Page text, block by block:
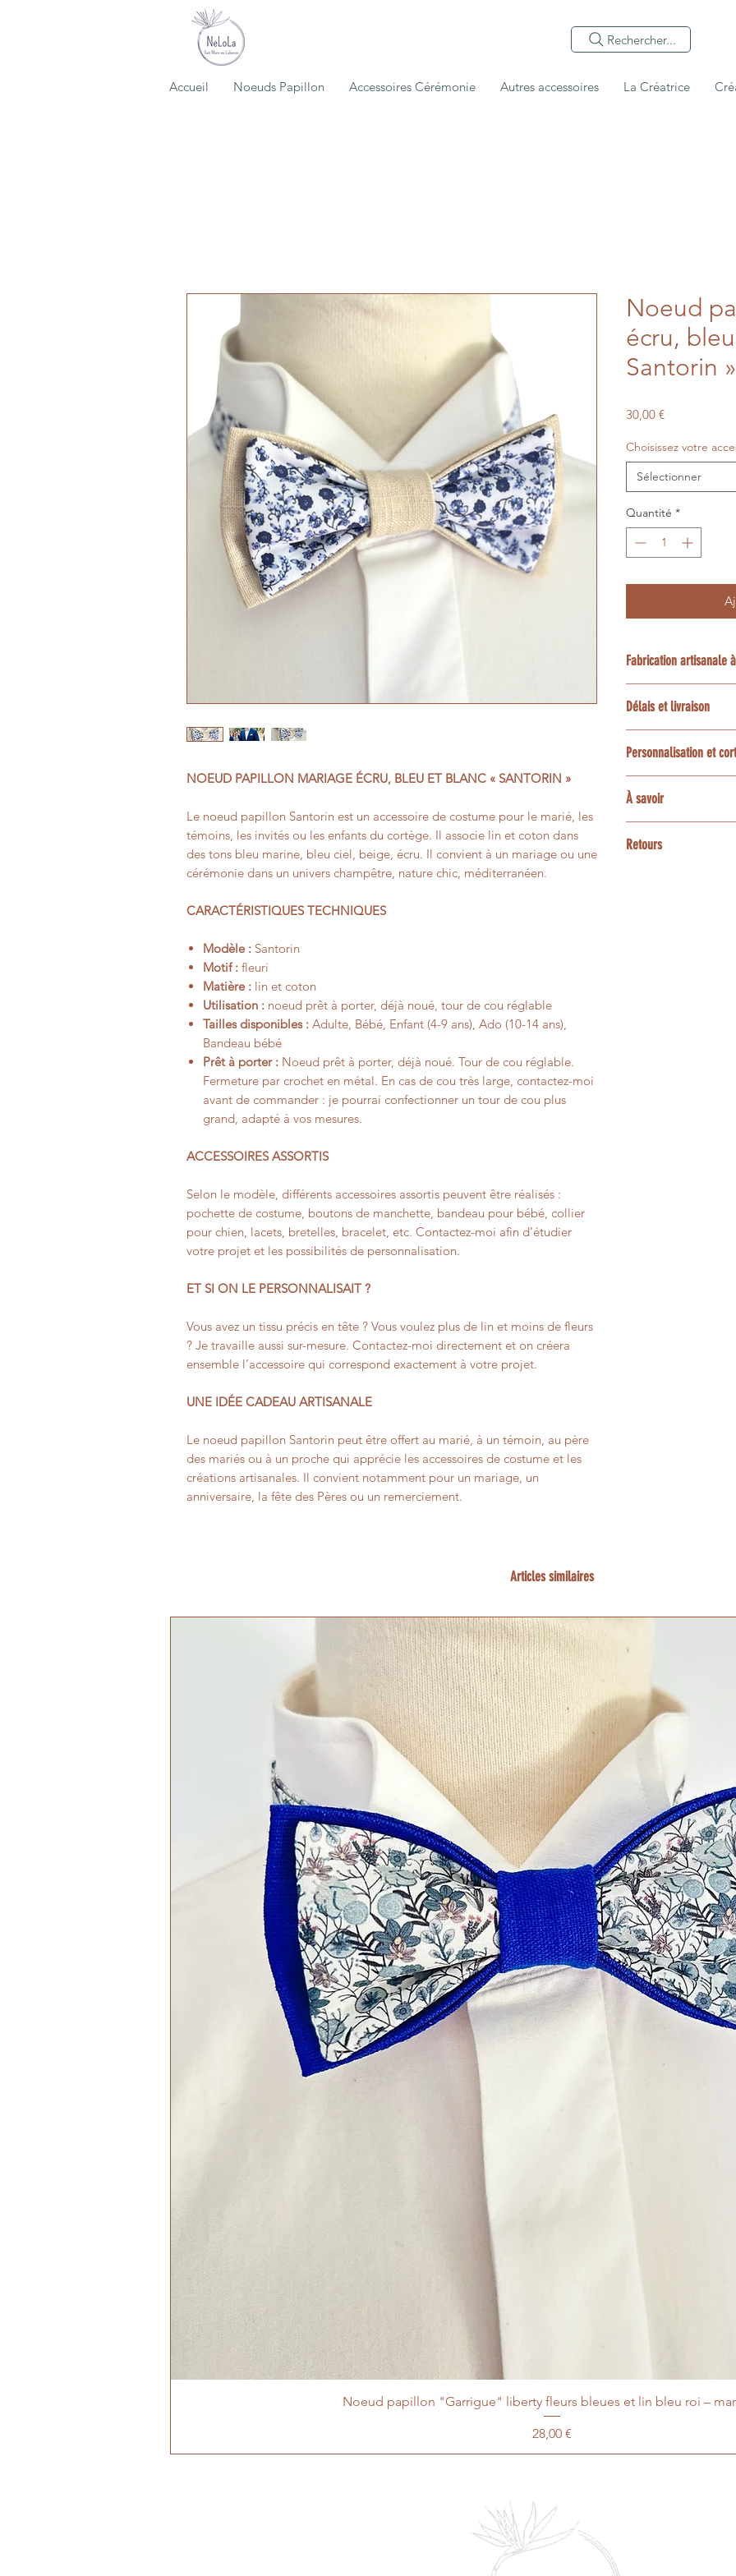
Rechercher...
Accueil Noeuds Papillon Accessoires Cérémonie Autres accessoires La Créatrice
NOEUD PAPILLON MARIAGE ÉCRU, BLEU ET BLANC « SANTORIN »
Le noeud papillon Santorin est un accessoire de costume pour le marié, les
témoins, les invités ou les enfants du cortège. Il associe lin et coton dans
des tons bleu marine, bleu ciel, beige, écru. Il convient à un mariage ou une
cérémonie dans un univers champêtre, nature chic, méditerranéen.
CARACTÉRISTIQUES TECHNIQUES
Modèle : Santorin
Motif : fleuri
Matière : lin et coton
Utilisation : noeud prêt à porter, déjà noué, tour de cou réglable
Tailles disponibles : Adulte, Bébé, Enfant (4-9 ans), Ado (10-14 ans),
Bandeau bébé
Prêt à porter : Noeud prêt à porter, déjà noué. Tour de cou réglable.
Fermeture par crochet en métal. En cas de cou très large, contactez-moi
avant de commander : je pourrai confectionner un tour de cou plus
grand, adapté à vos mesures.
ACCESSOIRES ASSORTIS
Selon le modèle, différents accessoires assortis peuvent être réalisés :
pochette de costume, boutons de manchette, bandeau pour bébé, collier
pour chien, lacets, bretelles, bracelet, etc. Contactez-moi afin d’étudier
votre projet et les possibilités de personnalisation.
ET SI ON LE PERSONNALISAIT ?
Vous avez un tissu précis en tête ? Vous voulez plus de lin et moins de fleurs
? Je travaille aussi sur-mesure. Contactez-moi directement et on créera
ensemble l’accessoire qui correspond exactement à votre projet.
UNE IDÉE CADEAU ARTISANALE
Le noeud papillon Santorin peut être offert au marié, à un témoin, au père
des mariés ou à un proche qui apprécie les accessoires de costume et les
créations artisanales. Il convient notamment pour un mariage, un
anniversaire, la fête des Pères ou un remerciement.
Noeud
écru,
Santorin »
30,00 €Prix
Choisissez votre
Sélectionner
Quantité *
Fabrication artisanale
la demande dans
Luberon en
création sur mesure
projet : choix du
demande
ensemble les
Délais et livraison
confection et
Une option express
contactez-moi
Personnalisation et
accessoires
enfant ou bébé,
bracelets, barrettes,
À savoir
écrans.
Retours
Articles similaires
Noeud papillon "Garrigue" liberty fleurs bleues et lin bleu roi –
Prix
28,00 €